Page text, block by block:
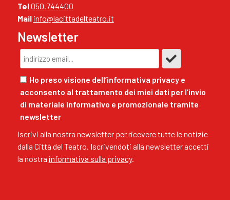
Tel050.744400
Mail info@lacittadelteatro.it
Newsletter
Ho preso visione dell’informativa privacy e
acconsento al trattamento dei miei dati per l’invio
di materiale informativo e promozionale tramite
newsletter
Iscrivi alla nostra newsletter per ricevere tutte le notizie
dalla Città del Teatro. Iscrivendoti alla newsletter accetti
la nostra informativa sulla privacy.